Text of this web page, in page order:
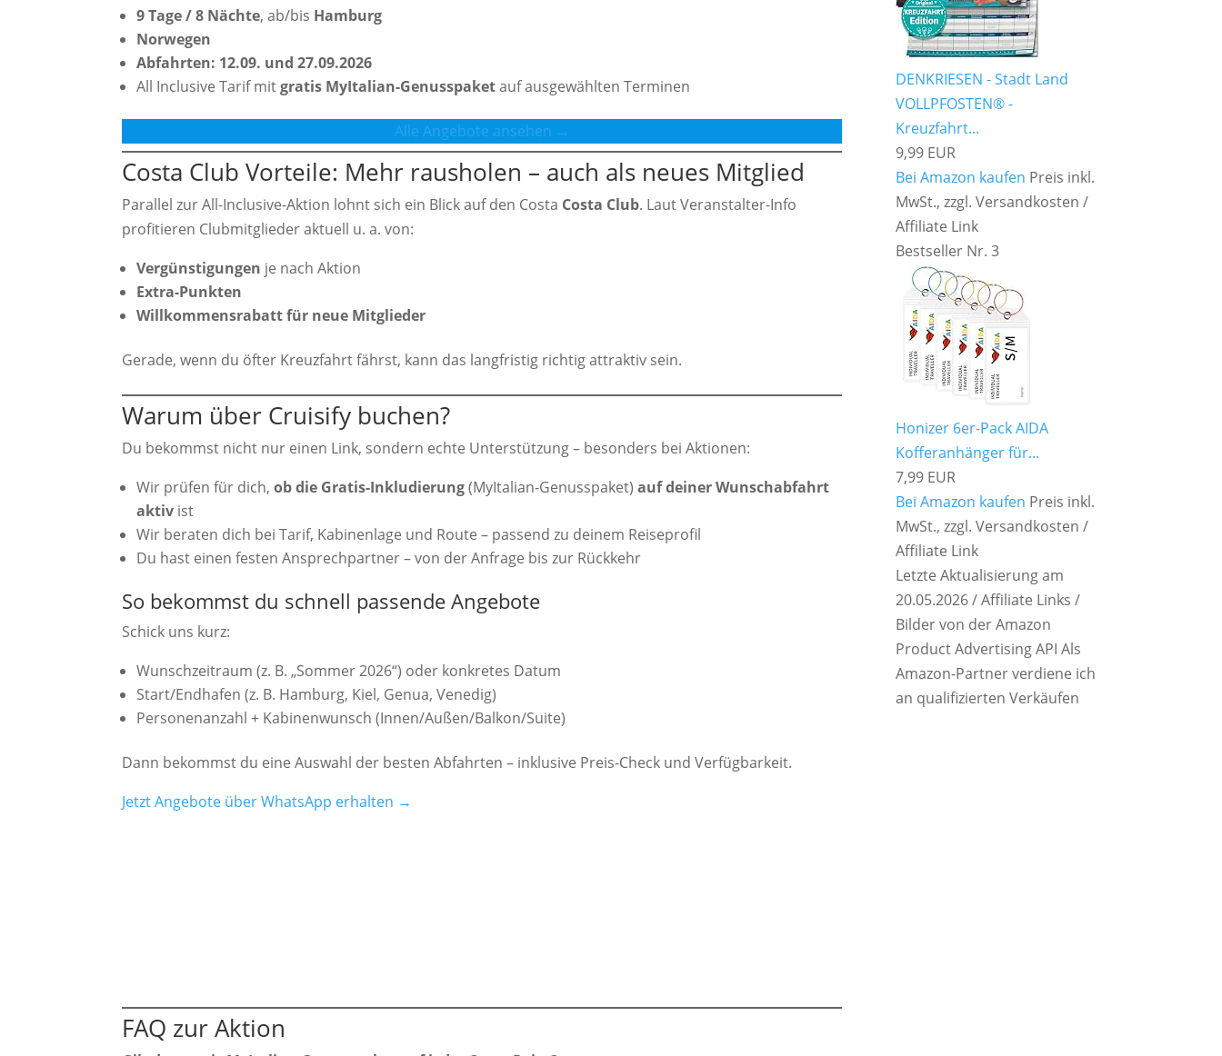
9 Tage / 8 Nächte, ab/bis Hamburg
Norwegen
Abfahrten: 12.09. und 27.09.2026
All Inclusive Tarif mitgratis MyItalian-Genusspaketauf ausgewählten Terminen
Alle Angebote ansehen →
Costa Club Vorteile: Mehr rausholen – auch als neues Mitglied
Parallel zur All-Inclusive-Aktion lohnt sich ein Blick auf den Costa Costa Club. Laut Veranstalter-Info
profitieren Clubmitglieder aktuell u. a. von:
Vergünstigungen je nach Aktion
Extra-Punkten
Willkommensrabatt für neue Mitglieder
Gerade, wenn du öfter Kreuzfahrt fährst, kann das langfristig richtig attraktiv sein.
Warum über Cruisify buchen?
Du bekommst nicht nur einen Link, sondern echte Unterstützung – besonders bei Aktionen:
Wir prüfen für dich,ob die Gratis-Inkludierung(MyItalian-Genusspaket)auf deiner Wunschabfahrt
aktiv ist
Wir beraten dich bei Tarif, Kabinenlage und Route – passend zu deinem Reiseprofil
Du hast einen festen Ansprechpartner – von der Anfrage bis zur Rückkehr
So bekommst du schnell passende Angebote
Schick uns kurz:
Wunschzeitraum (z. B. „Sommer 2026“) oder konkretes Datum
Start/Endhafen (z. B. Hamburg, Kiel, Genua, Venedig)
Personenanzahl + Kabinenwunsch (Innen/Außen/Balkon/Suite)
Dann bekommst du eine Auswahl der besten Abfahrten – inklusive Preis-Check und Verfügbarkeit.
Jetzt Angebote über WhatsApp erhalten →
FAQ zur Aktion
DENKRIESEN - Stadt Land
VOLLPFOSTEN® -
Kreuzfahrt...
9,99 EUR
Bei Amazon kaufen Preis inkl.
MwSt., zzgl. Versandkosten /
Affiliate Link
Bestseller Nr. 3
Honizer 6er-Pack AIDA
Kofferanhänger für...
7,99 EUR
Bei Amazon kaufen Preis inkl.
MwSt., zzgl. Versandkosten /
Affiliate Link
Letzte Aktualisierung am
20.05.2026 / Affiliate Links /
Bilder von der Amazon
Product Advertising API Als
Amazon-Partner verdiene ich
an qualifizierten Verkäufen